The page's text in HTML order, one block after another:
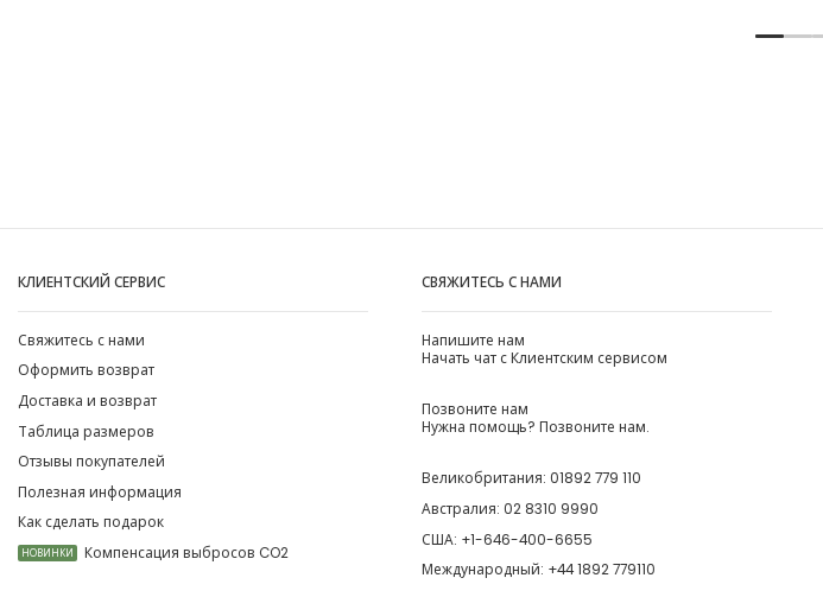
КЛИЕНТСКИЙ СЕРВИС
Свяжитесь с нами
Оформить возврат
Доставка и возврат
Таблица размеров
Отзывы покупателей
Полезная информация
Как сделать подарок
НОВИНКИ Компенсация выбросов CO2
СВЯЖИТЕСЬ С НАМИ
Напишите нам
Начать чат с Клиентским сервисом
Позвоните нам
Нужна помощь? Позвоните нам.
Великобритания: 01892 779 110
Австралия: 02 8310 9990
США: +1-646-400-6655
Международный: +44 1892 779110